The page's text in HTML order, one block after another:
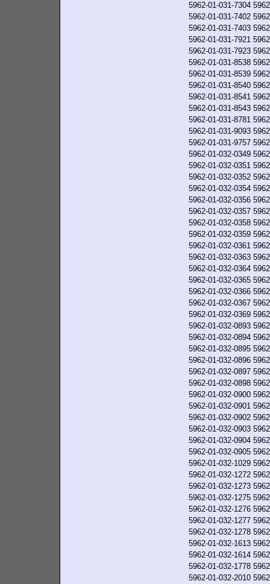
5962-01-031-7304
5962-01-031-7402
5962-01-031-7403
5962-01-031-7921
5962-01-031-7923
5962-01-031-8538
5962-01-031-8539
5962-01-031-8540
5962-01-031-8541
5962-01-031-8543
5962-01-031-8781
5962-01-031-9093
5962-01-031-9757
5962-01-032-0349
5962-01-032-0351
5962-01-032-0352
5962-01-032-0354
5962-01-032-0356
5962-01-032-0357
5962-01-032-0358
5962-01-032-0359
5962-01-032-0361
5962-01-032-0363
5962-01-032-0364
5962-01-032-0365
5962-01-032-0366
5962-01-032-0367
5962-01-032-0369
5962-01-032-0893
5962-01-032-0894
5962-01-032-0895
5962-01-032-0896
5962-01-032-0897
5962-01-032-0898
5962-01-032-0900
5962-01-032-0901
5962-01-032-0902
5962-01-032-0903
5962-01-032-0904
5962-01-032-0905
5962-01-032-1029
5962-01-032-1272
5962-01-032-1273
5962-01-032-1275
5962-01-032-1276
5962-01-032-1277
5962-01-032-1278
5962-01-032-1613
5962-01-032-1614
5962-01-032-1778
5962-01-032-2010